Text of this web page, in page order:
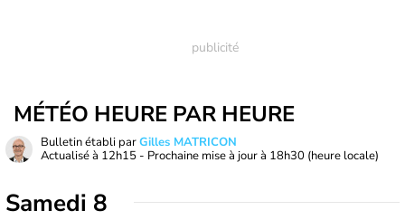
MÉTÉO HEURE PAR HEURE
Bulletin établi parGilles MATRICON
Actualisé à 12h15 - Prochaine mise à jour à 18h30 (heure locale)
Samedi 8